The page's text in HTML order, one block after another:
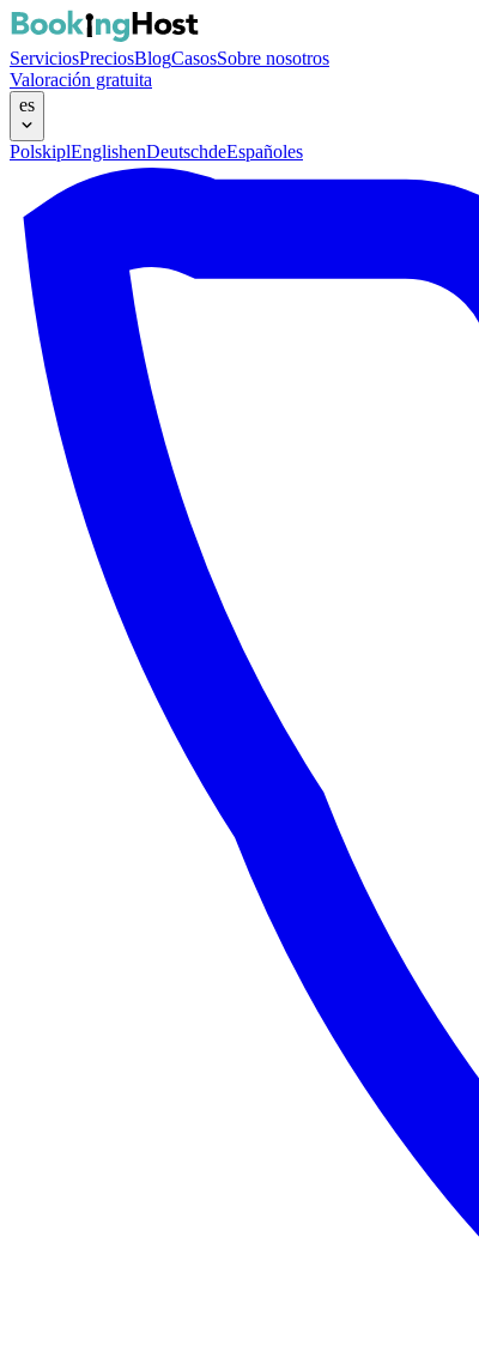
ServiciosPreciosBlogCasosSobre nosotros
Valoración gratuita
es
PolskiplEnglishenDeutschdeEspañoles